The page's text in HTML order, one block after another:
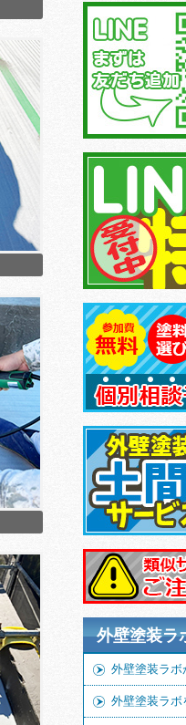
外壁塗装ラ
外壁塗装ラボ
外壁塗装ラボ